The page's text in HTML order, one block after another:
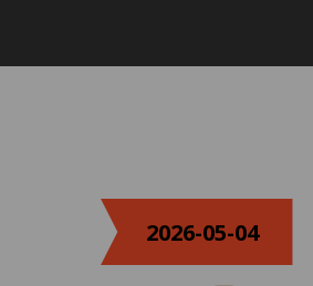
2026-05-04